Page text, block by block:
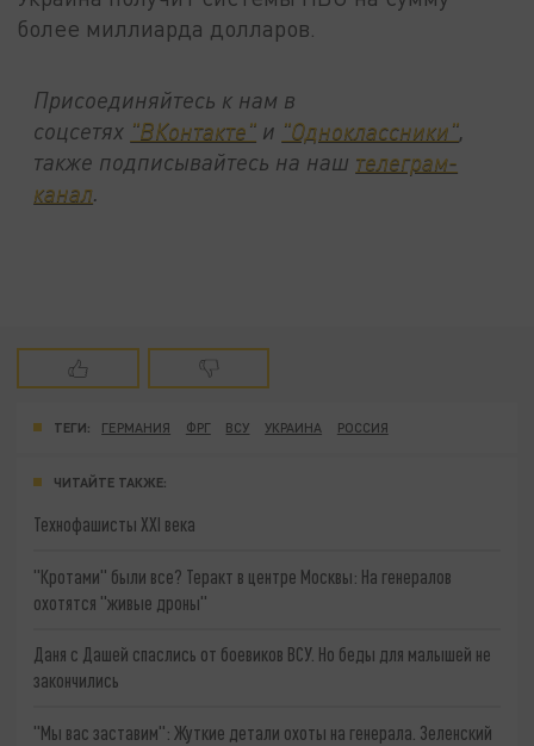
более миллиарда долларов.
Присоединяйтесь к нам в
соцсетях "ВКонтакте" и "Одноклассники",
также подписывайтесь на наш телеграм-
канал.
ТЕГИ: ГЕРМАНИЯ ФРГ ВСУ УКРАИНА РОССИЯ
ЧИТАЙТЕ ТАКЖЕ:
Технофашисты XXI века
"Кротами" были все? Теракт в центре Москвы: На генералов
охотятся "живые дроны"
Даня с Дашей спаслись от боевиков ВСУ. Но беды для малышей не
закончились
"Мы вас заставим": Жуткие детали охоты на генерала. Зеленский